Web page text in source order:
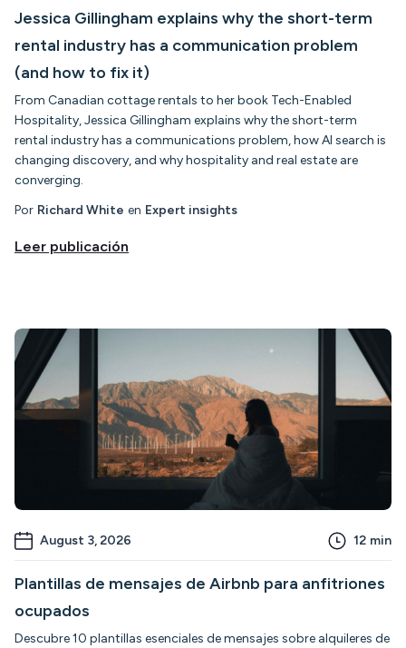
Jessica Gillingham explains why the short-term
rental industry has a communication problem
(and how to fix it)
From Canadian cottage rentals to her book Tech-Enabled
Hospitality, Jessica Gillingham explains why the short-term
rental industry has a communications problem, how AI search is
changing discovery, and why hospitality and real estate are
converging.
Por Richard White en Expert insights
Leer publicación
August 3, 2026 12 min
Plantillas de mensajes de Airbnb para anfitriones
ocupados
Descubre 10 plantillas esenciales de mensajes sobre alquileres de